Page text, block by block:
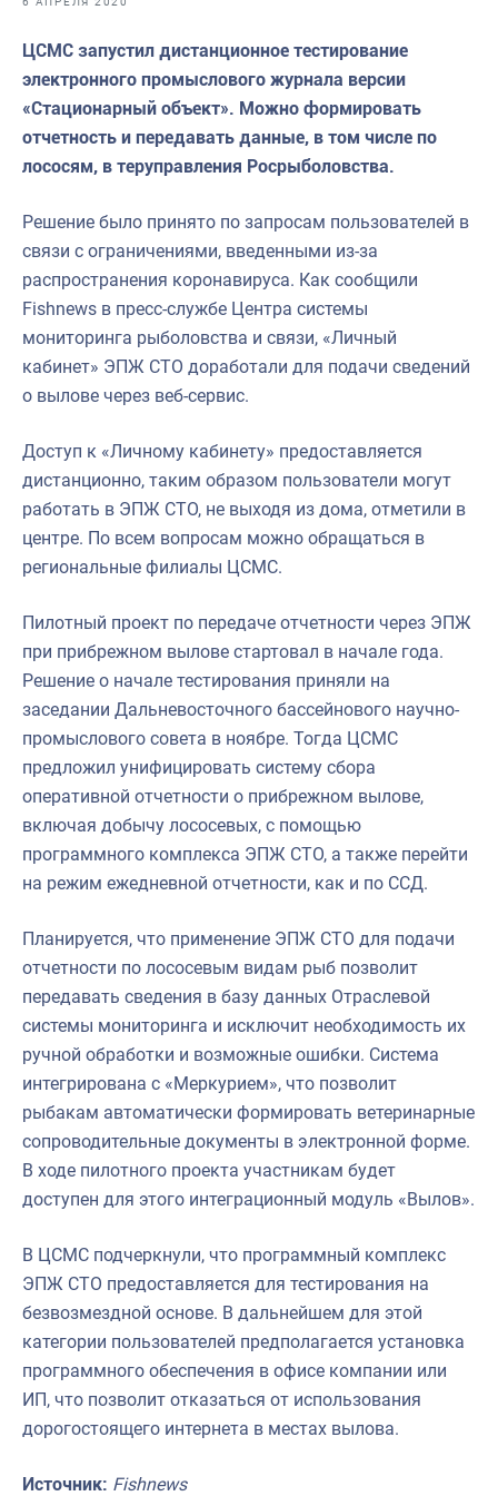
Выставки и конференции
Научно-практическая литература
Рыбоохрана России
Инфографика
Укрепление духовно-нравственных ценностей
События в России и мире
ЦСМС запустил дистанционное тестирование
электронного промыслового журнала версии
«Стационарный объект». Можно формировать
отчетность и передавать данные, в том числе по
лососям, в теруправления Росрыболовства.
Решение было принято по запросам пользователей в
связи с ограничениями, введенными из-за
распространения коронавируса. Как сообщили
Fishnews в пресс-службе Центра системы
мониторинга рыболовства и связи, «Личный
кабинет» ЭПЖ СТО доработали для подачи сведений
о вылове через веб-сервис.
Доступ к «Личному кабинету» предоставляется
дистанционно, таким образом пользователи могут
работать в ЭПЖ СТО, не выходя из дома, отметили в
центре. По всем вопросам можно обращаться в
региональные филиалы ЦСМС.
Пилотный проект по передаче отчетности через ЭПЖ
при прибрежном вылове стартовал в начале года.
Решение о начале тестирования приняли на
заседании Дальневосточного бассейнового научно-
промыслового совета в ноябре. Тогда ЦСМС
предложил унифицировать систему сбора
оперативной отчетности о прибрежном вылове,
включая добычу лососевых, с помощью
программного комплекса ЭПЖ СТО, а также перейти
на режим ежедневной отчетности, как и по ССД.
Планируется, что применение ЭПЖ СТО для подачи
отчетности по лососевым видам рыб позволит
передавать сведения в базу данных Отраслевой
системы мониторинга и исключит необходимость их
ручной обработки и возможные ошибки. Система
интегрирована с «Меркурием», что позволит
рыбакам автоматически формировать ветеринарные
сопроводительные документы в электронной форме.
В ходе пилотного проекта участникам будет
доступен для этого интеграционный модуль «Вылов».
В ЦСМС подчеркнули, что программный комплекс
ЭПЖ СТО предоставляется для тестирования на
безвозмездной основе. В дальнейшем для этой
категории пользователей предполагается установка
программного обеспечения в офисе компании или
ИП, что позволит отказаться от использования
дорогостоящего интернета в местах вылова.
Источник: Fishnews